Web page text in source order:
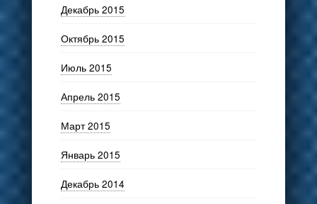
Декабрь 2015
Октябрь 2015
Июль 2015
Апрель 2015
Март 2015
Январь 2015
Декабрь 2014